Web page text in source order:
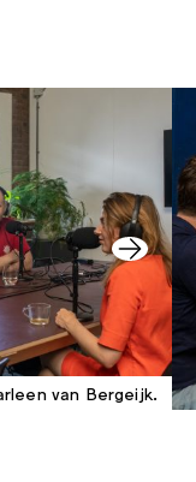
van Bergeijk.